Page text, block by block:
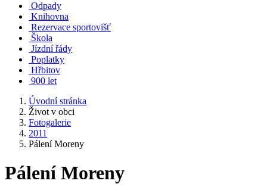
Odpady
Knihovna
Rezervace sportovišť
Škola
Jízdní řády
Poplatky
Hřbitov
900 let
Úvodní stránka
Život v obci
Fotogalerie
2011
Pálení Moreny
Pálení Moreny